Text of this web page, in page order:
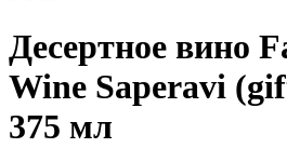
Десертное вино
Wine Saperavi
375 мл